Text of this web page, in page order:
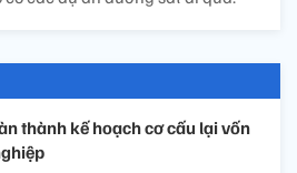
thành kế hoạch cơ cấu lại vốn